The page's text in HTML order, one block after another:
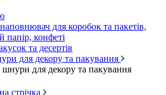
для коробок та пакетів,
папір, конфеті
та десертів
для декору та пакування
шнури для декору та пакування
стрічка